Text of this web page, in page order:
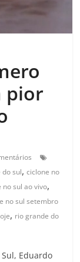
pior
sul,ciclone no
no sul ao vivo,
no sul setembro
, rio grande do
Eduardo